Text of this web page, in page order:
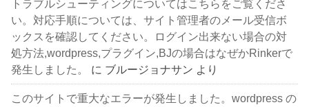
トラブルシューティングについてはこちらをご覧くださ
い。対応手順については、サイト管理者のメール受信ボ
ックスを確認してください。ログイン出来ない場合の対
処方法,wordpress,プラグイン,BJの場合はなぜかRinkerで
発生しました。
に ブルージョナサン より
このサイトで重大なエラーが発生しました。wordpress の